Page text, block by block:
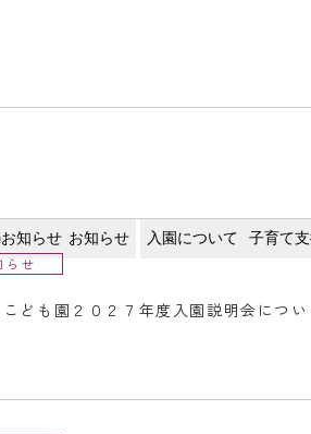
知らせ お知らせ 入園について
子育て
らせ
ども園２０２７年度入園説明会につい